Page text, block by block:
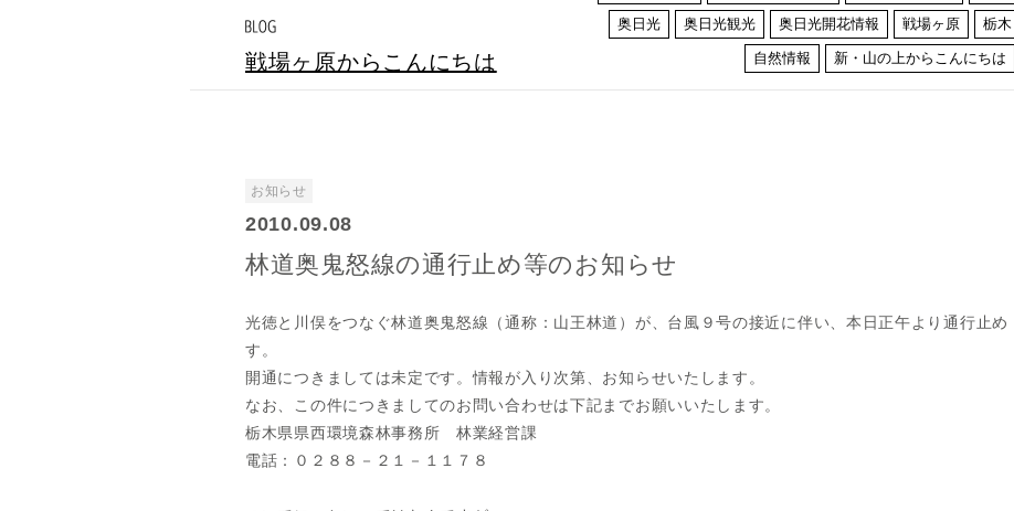
戦場ヶ原からこんにちは
奥日光 奥日光観光 奥日光開花情報 戦場ヶ原 栃木
自然情報 新・山の上からこんにちは
お知らせ
2010.09.08
林道奥鬼怒線の通行止め等のお知らせ
光徳と川俣をつなぐ林道奥鬼怒線（通称：山王林道）が、台風９号の接近に伴い、本日正午より通行止め
す。
開通につきましては未定です。情報が入り次第、お知らせいたします。
なお、この件につきましてのお問い合わせは下記までお願いいたします。
栃木県県西環境森林事務所 林業経営課
電話：０２８８－２１－１１７８